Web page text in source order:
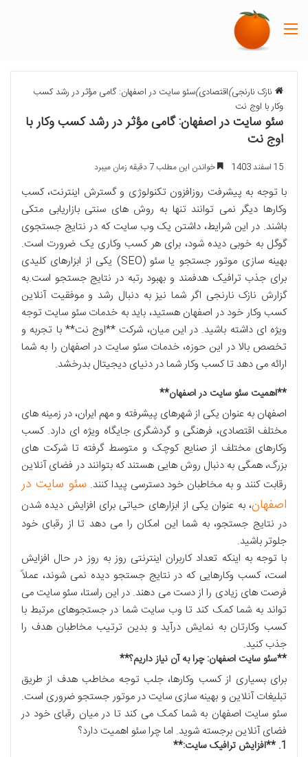
نازک نارنجی)اقتصادی)سئو سایت در اصفهان: گامی مؤثر در رشد کسب
وکار با اوج نت
سئو سایت در اصفهان: گامی مؤثر در رشد کسب وکار با
اوج نت
15 اسفند 1403 خواندن این مطلب 7 دقیقه زمان میبرد
با توجه به پیشرفت روزافزون تکنولوژی و گسترش اینترنت، کسب
وکارها دیگر نمی توانند تنها به روش های سنتی بازاریابی متکی
باشند. در این شرایط، داشتن یک وب سایت که در نتایج جستجوی
گوگل به خوبی دیده شود، برای هر کسب وکاری یک ضرورت است.
بهینه سازی موتور جستجو یا سئو(SEO)
یکی از ابزارهای کلیدی
برای جذب ترافیک هدفمند و بهبود رتبه در نتایج جستجو است.به
گزارش نازک نارنجی اگر شما نیز به دنبال رشد و موفقیت آنلاین
کسب وکار خود در اصفهان هستید، باید به خدمات سئو سایت توجه
ویژه ای داشته باشید. در این میان، شرکت **اوج نت** با تجربه و
تخصص بالا در این حوزه، خدمات سئو سایت در اصفهان را به شما
ارائه می دهد تا کسب وکار شما در دنیای دیجیتال بدرخشد.
**اهمیت سئو سایت در اصفهان**
اصفهان به عنوان یکی از شهرهای پیشرفته و مهم ایران، در زمینه های
مختلف اقتصادی، فرهنگی و گردشگری جایگاه ویژه ای دارد. کسب
وکارهای مختلف از صنایع کوچک و متوسط گرفته تا شرکت های
بزرگ، همگی به دنبال روش هایی هستند که بتوانند در فضای آنلاین
رقابت کنند و به مخاطبان خود دسترسی پیدا کنند. سئو سایت در
اصفهان، به عنوان یکی از ابزارهای حیاتی برای افزایش دیده شدن
در نتایج جستجو، به شما این امکان را می دهد تا از رقبای خود
جلوتر باشید.
با توجه به اینکه تعداد کاربران اینترنتی روز به روز در حال افزایش
است، کسب وکارهایی که در نتایج جستجو دیده نمی شوند، عملاً
فرصت های زیادی را از دست می دهند. در این راستا، سئو سایت می
تواند به شما کمک کند تا وب سایت شما در جستجوهای مرتبط با
کسب وکارتان به نمایش درآید و بدین ترتیب مخاطبان هدف را
جذب کنید.
**سئو سایت اصفهان: چرا به آن نیاز داریم؟**
برای بسیاری از کسب وکارها، جلب توجه مخاطب هدف از طریق
تبلیغات آنلاین و بهینه سازی سایت در موتور جستجو ضروری است.
سئو سایت اصفهان به شما کمک می کند تا در میان رقبای خود در
فضای آنلاین برجسته شوید. اما چرا سئو اهمیت دارد؟
1. ** افزایش ترافیک سایت:**